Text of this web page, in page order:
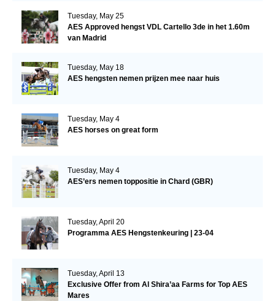
Tuesday, May 25
AES Approved hengst VDL Cartello 3de in het 1.60m
van Madrid
Tuesday, May 18
AES hengsten nemen prijzen mee naar huis
Tuesday, May 4
AES horses on great form
Tuesday, May 4
AES’ers nemen toppositie in Chard (GBR)
Tuesday, April 20
Programma AES Hengstenkeuring | 23-04
Tuesday, April 13
Exclusive Offer from Al Shira’aa Farms for Top AES
Mares